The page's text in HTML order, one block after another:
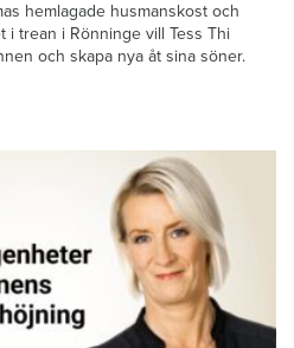
hemlagade husmanskost och
i trean i Rönninge vill Tess Thi
och skapa nya åt sina söner.